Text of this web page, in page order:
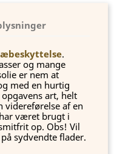
.
og mange
er nem at
med en hurtig
art, helt
videreførelse af en
været brugt i
op. Obs! Vil
sydvendte flader.